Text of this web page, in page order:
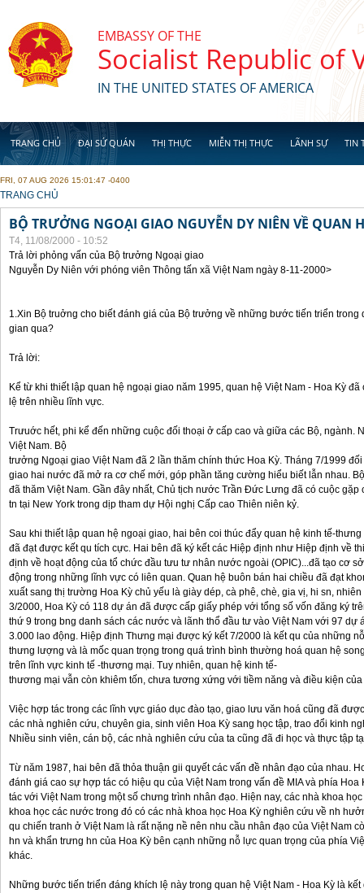
EMBASSY OF THE
Socialist Republic of
IN THE UNITED STATES OF AMERICA
TRANG CHỦ ĐẠI SỨ QUÁN THỊ THỰC MIỄN THỊ THỰC LÃNH SỰ TIN
FRI, 07 AUG 2026 15:01:47 -0400
YOU ARE HERE
TRANG CHỦ
BỘ TRƯỞNG NGOẠI GIAO NGUYỄN DY NIÊN VỀ QUAN
T4, 11/08/2000 - 10:52
Trả lời phỏng vấn của Bộ trưởng Ngoại giao
Nguyễn Dy Niên với phóng viên Thông tấn xã Việt Nam ngày 8-11-2000>
1.Xin Bộ truởng cho biết đánh giá của Bộ trưởng về những bước tiến triển trong
gian qua?
Trả lời:
Kể từ khi thiết lập quan hệ ngoại giao năm 1995, quan hệ Việt Nam - Hoa Kỳ
lệ trên nhiều lĩnh vực.
Trưuớc hết, phi kể đến những cuộc đối thoại ở cấp cao và giữa các Bộ, ngành.
Việt Nam. Bộ
trưởng Ngoại giao Việt Nam đã 2 lần thăm chính thức Hoa Kỳ. Tháng 7/1999
giao hai nước đã mở ra cơ chế mới, góp phần tăng cường hiểu biết lẫn nhau.
đã thăm Việt Nam. Gần đây nhất, Chủ tịch nước Trần Đức Lưng đã có cuộc gặp
tn tại New York trong dịp tham dự Hội nghị Cấp cao Thiên niên kỷ.
Sau khi thiết lập quan hệ ngoại giao, hai bên coi thúc đẩy quan hệ kinh tế-
đã đạt được kết qu tích cực. Hai bên đã ký kết các Hiệp định như Hiệp định về
định về hoạt động của tổ chức đầu tưu tư nhân nước ngoài (OPIC)...đã tạo cơ
động trong những lĩnh vực có liên quan. Quan hệ buôn bán hai chiều đã đạt
xuất sang thị trường Hoa Kỳ chủ yếu là giày dép, cà phê, chè, gia vị, hi sn,
3/2000, Hoa Kỳ có 118 dự án đã được cấp giấy phép với tổng số vốn đăng ký
thứ 9 trong bng danh sách các nước và lãnh thổ đầu tư vào Việt Nam với 97 dự
3.000 lao động. Hiệp định Thưng mại được ký kết 7/2000 là kết qu của những
thưng lượng và là mốc quan trọng trong quá trình bình thường hoá quan hệ
trên lĩnh vực kinh tế -thương mại. Tuy nhiên, quan hệ kinh tế-
thương mại vẫn còn khiêm tốn, chưa tương xứng với tiềm năng và điều kiện
Việc hợp tác trong các lĩnh vực giáo dục đào tạo, giao lưu văn hoá cũng đã
các nhà nghiên cứu, chuyên gia, sinh viên Hoa Kỳ sang học tập, trao đổi kinh
Nhiều sinh viên, cán bộ, các nhà nghiên cứu của ta cũng đã đi học và thực tập
Từ năm 1987, hai bên đã thỏa thuận gii quyết các vấn đề nhân đạo của nhau.
đánh giá cao sự hợp tác có hiệu qu của Việt Nam trong vấn đề MIA và phía
tác với Việt Nam trong một số chưng trình nhân đạo. Hiện nay, các nhà khoa
khoa học các nước trong đó có các nhà khoa học Hoa Kỳ nghiên cứu về nh
qu chiến tranh ở Việt Nam là rất nặng nề nên nhu cầu nhân đạo của Việt Nam
hn và khẩn trưng hn của Hoa Kỳ bên cạnh những nỗ lực quan trọng của phía
khác.
Những bước tiến triển đáng khích lệ này trong quan hệ Việt Nam - Hoa Kỳ là